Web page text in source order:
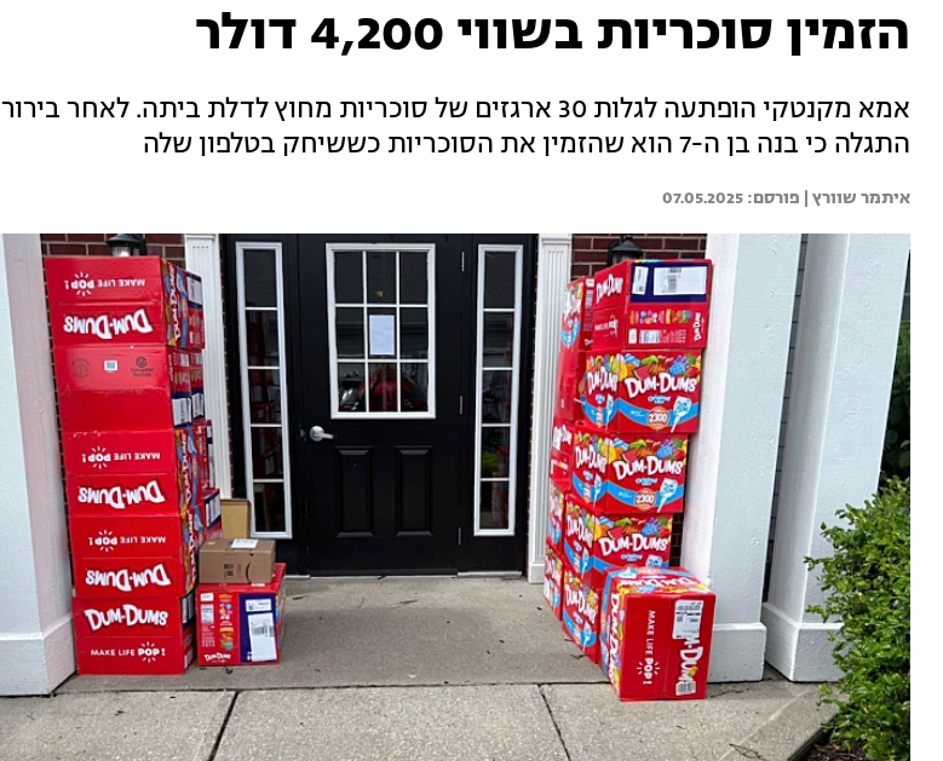
הזמין סוכריות בשווי 4,200 דולר
אמא מקנטקי הופתעה לגלות 30 ארגזים של סוכריות מחוץ לדלת ביתה. לאחר בירור
התגלה כי בנה בן ה-7 הוא שהזמין את הסוכריות כששיחק בטלפון שלה
איתמר שוורץ | 07.05.2025